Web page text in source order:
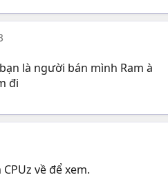
là người bán mình Ram à
đi
về để xem.